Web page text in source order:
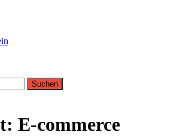
Informationen und Tipps
E-commerce